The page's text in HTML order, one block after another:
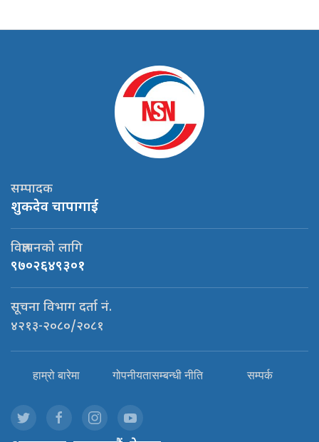
सम्पादक
शुकदेव चापागाई
विज्ञापनको लागि
९७०२६४९३०१
सूचना विभाग दर्ता नं.
४२१३-२०८०/२०८१
हाम्रो बारेमा गोपनीयतासम्बन्धी नीति सम्पर्क